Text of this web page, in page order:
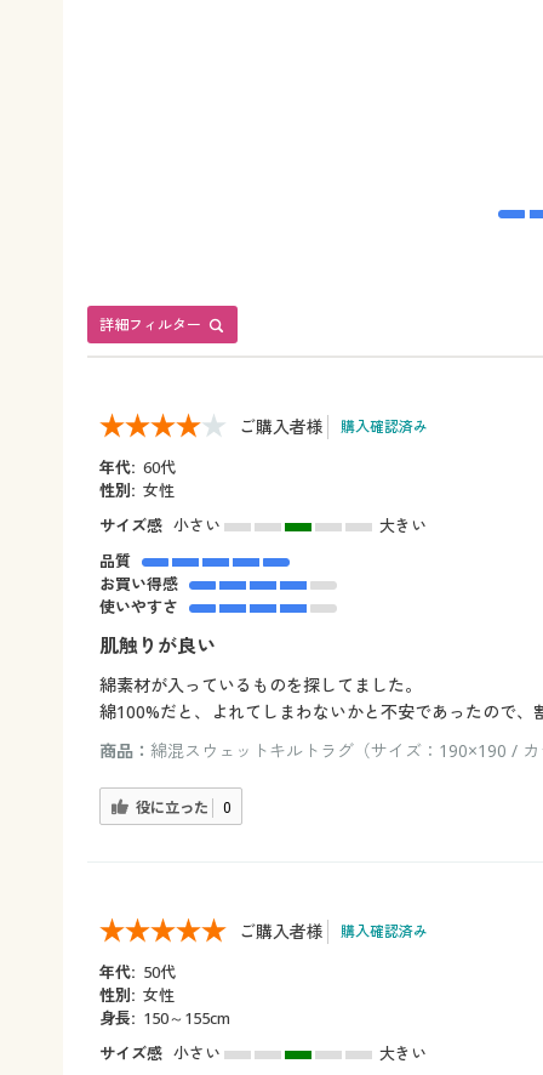
詳細フィルター
ご購入者様 購入確認済み
年代: 60代
性別: 女性
サイズ感 小さい
大きい
品質
お買い得感
使いやすさ
肌触りが良い
綿素材が入っているものを探してました。
綿100%だと、よれてしまわないかと不安であったので
商品： 綿混スウェットキルトラグ（サイズ：190×190 /
役に立った 0
ご購入者様 購入確認済み
年代: 50代
性別: 女性
身長: 150～155cm
サイズ感 小さい
大きい